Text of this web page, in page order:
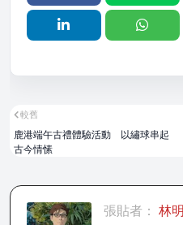
較舊
鹿港端午古禮體驗活動 以繡球串起
古今情愫
張貼者： 林